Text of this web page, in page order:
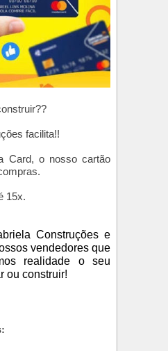
facilita!!
Card, o nosso cartão
15x.
Construções e
vendedores que
realidade o seu
ou construir!